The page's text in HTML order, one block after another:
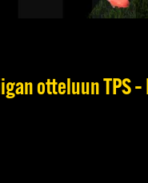
otteluun TPS